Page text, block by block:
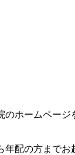
のホームページ
年配の方までお